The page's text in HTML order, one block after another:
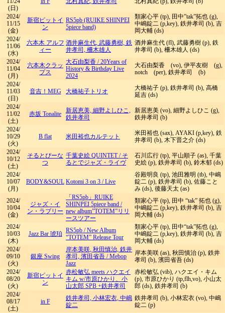
(日)
2024/
11/15
(金)
新宿ピットイ
ン
RS5pb (RUIKE SHINPEI
5piece band)
類家心平 (tp), 田中”tak”拓也 (g),
中嶋錠二 (p,key), 鉄井孝司 (b), 吉
岡大輔 (ds)
2024/
11/06
(水)
六本木 アルフ
ィー
酒井麻生代, 武藤勇樹, 鉄
井孝司, 柵木雄人
酒井麻生代 (fl), 武藤勇樹 (p), 鉄
井孝司 (b), 柵木雄人 (ds)
2024/
11/04
(月)
六本木クラッ
プス
大石由梨香 /20Years of
History & Birthday Live
2024
大石由梨香 (vo), 伊平友樹 (g),
notch (per), 鉄井孝司 (b)
2024/
11/03
(日)
音吉！MEG 大橋祐子トリオ
大橋祐子 (p), 鉄井孝司 (b), 高橋
延吉 (ds)
2024/
11/02
(土)
赤坂 Tonalite
新居恵美, 細野よしひこ,
鉄井孝司
新居恵美 (vo), 細野よしひこ (g),
鉄井孝司 (b)
2024/
10/29
(火)
B flat 米田裕也カルテット
米田裕也 (sax), AYAKI (p,key), 鉄
井孝司 (b), 木下晋之介 (ds)
2024/
10/12
(土)
そるとぴーな
つ
千葉史絵 QUINTET/ そ
るとでジャズ・ライヴ
石川広行 (tp), 平山順子 (as), 千葉
史絵 (p), 鉄井孝司 (b), 鈴木郁 (ds)
2024/
10/07
(月)
BODY&SOUL Kotomi 3 on 3 /Live
谷殿明良 (tp), 池田雅明 (tb), 中嶋
錠二 (p), 鉄井孝司 (b), 佐藤こと
み (ds), 後藤天太 (as)
2024/
10/04
(金)
ジャズ・イ
ン・ラブリー
「RS5pb」RUIKE
SHINPEI 5piece band /
new album”TOTEM”リリ
ースツアー
類家心平 (tp), 田中 “tak” 拓也 (g),
中嶋錠二 (p,key), 鉄井孝司 (b), 吉
岡大輔 (ds)
2024/
10/03
(木)
Jazz Bar 琥珀 RS5pb /New Album
“TOTEM” Release Tour
類家心平 (tp), 田中“tak”拓也 (g),
中嶋錠二 (p,key), 鉄井孝司 (b), 吉
岡大輔 (ds)
2024/
09/10
(火)
銀座 Swing
岸本美咲, 秋田慎治, 鉄井
孝司, 濱田省吾 /Mebop
Jazz
岸本美咲 (as), 秋田慎治 (p), 鉄井
孝司 (b), 濱田省吾 (ds)
2024/
08/20
(火)
新宿ピットイ
ン
赤松敏弘 meets ハクエイ
キム w/市原ひかり、小
山太郎 SPB +鉄井孝司
赤松敏弘 (vib), ハクエイ・キム
(p), 市原ひかり (tp,flh,vo), 小山太
郎 (ds), 鉄井孝司 (b)
2024/
08/17
(土)
in F
鉄井孝司, 小林宏衣, 中嶋
錠二
鉄井孝司 (b), 小林宏衣 (vo), 中嶋
錠二 (p)